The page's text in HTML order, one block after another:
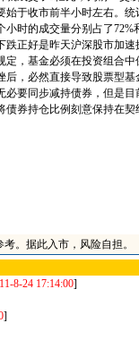
收市前半小时左右。统
小时的成交量分别占了72%
好是昨天沪深股市加速
，基金必须在投资组合
，必然直接导致股票型
同步减持债券，但是目
券持仓比例刻意保持在
。据此入市，风险自担。
8-24 17:14:00]
]